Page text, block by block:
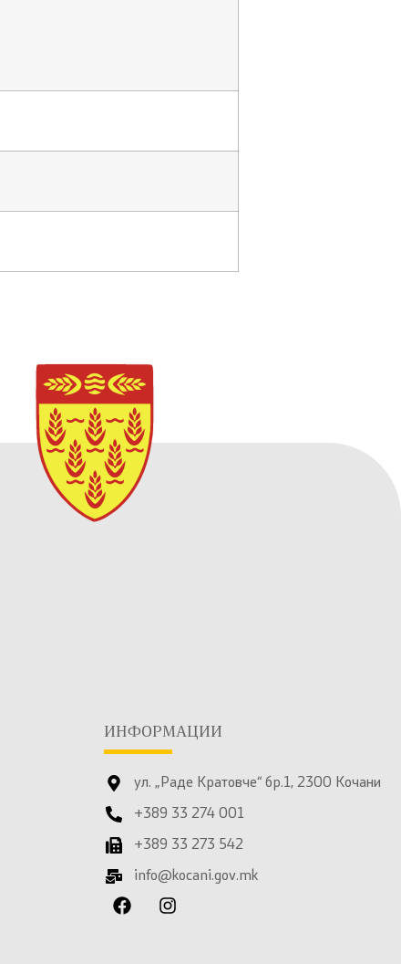
ИНФОРМАЦИИ
ул. „Раде Кратовче“ бр.1, 2300 Кочани
+389 33 274 001
+389 33 273 542
info@kocani.gov.mk